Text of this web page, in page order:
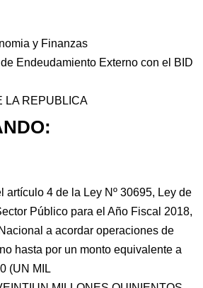
y Finanzas
Endeudamiento Externo con el BID
LA REPUBLICA
artículo 4 de la Ley Nº 30695, Ley de
Público para el Año Fiscal 2018,
a acordar operaciones de
hasta por un monto equivalente a
(UN MIL